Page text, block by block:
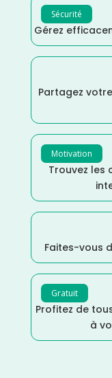
Sécurité
Gérez
Partagez
Motivation
Trouvez les
Faites-vous
Gratuit
Profitez de
à